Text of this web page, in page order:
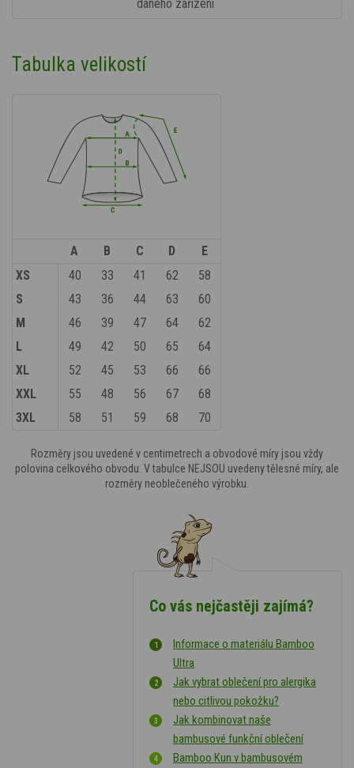
daného zařízení
Tabulka velikostí
A B C D
E
XS
40 33 41 62
58
S
43 36 44 63
60
M
46 39 47 64
62
L
49 42 50 65
64
XL
52 45 53 66
66
XXL
55 48 56 67
68
3XL
58 51 59 68 70
Rozměry jsou uvedené v centimetrech a obvodové míry jsou vždy
polovina celkového obvodu. V tabulce NEJSOU uvedeny tělesné míry, ale
rozměry neoblečeného výrobku.
Co vás nejčastěji zajímá?
Informace o materiálu Bamboo
Ultra
Jak vybrat oblečení pro alergika
nebo citlivou pokožku?
Jak kombinovat naše
bambusové funkční oblečení
Bamboo Kun v bambusovém